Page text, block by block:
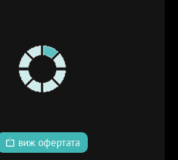
виж офертата